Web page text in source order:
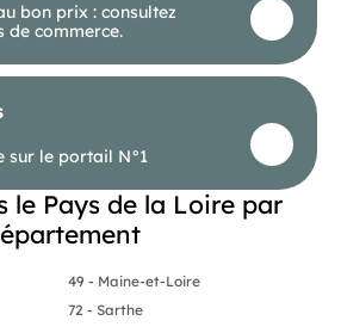
bon prix : consultez
de commerce.
sur le portail N°1
le Pays de la Loire par
49 - Maine-et-Loire
72 - Sarthe